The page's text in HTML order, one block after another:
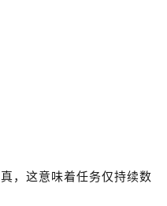
，这意味着任务仅持续数